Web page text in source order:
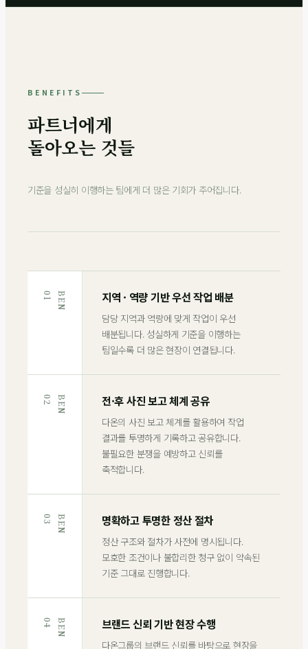
BENEFITS
파트너에게
돌아오는 것들
기준을 성실히 이행하는 팀에게 더 많은 기회가 주어집니다.
B
E
N
0
1 지역 · 역량 기반 우선 작업 배분
담당 지역과 역량에 맞게 작업이 우선
배분됩니다. 성실하게 기준을 이행하는
팀일수록 더 많은 현장이 연결됩니다.
B
E
N
0
2 전·후 사진 보고 체계 공유
다온의 사진 보고 체계를 활용하여 작업
결과를 투명하게 기록하고 공유합니다.
불필요한 분쟁을 예방하고 신뢰를
축적합니다.
B
E
N
0
3 명확하고 투명한 정산 절차
정산 구조와 절차가 사전에 명시됩니다.
모호한 조건이나 불합리한 청구 없이 약속된
기준 그대로 진행합니다.
B
E
N
0
4 브랜드 신뢰 기반 현장 수행
다온그룹의 브랜드 신뢰를 바탕으로 현장을